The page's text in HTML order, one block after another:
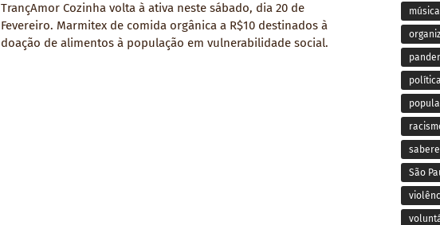
TrançAmor Cozinha volta à ativa neste sábado, dia 20 de
Fevereiro. Marmitex de comida orgânica a R$10 destinados à
doação de alimentos à população em vulnerabilidade social.
música
São